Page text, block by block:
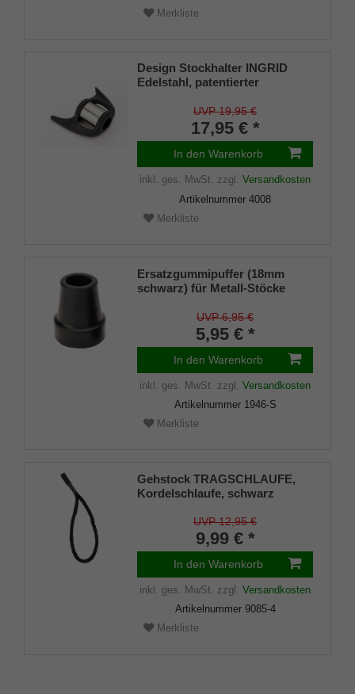
Merkliste
Design Stockhalter INGRID
Edelstahl, patentierter
(18 - 22mm), Weichgummi
UVP 19,95 €
17,95 € *
In den Warenkorb
inkl. ges. MwSt. zzgl. Versandkosten
Artikelnummer 4008
Merkliste
Ersatzgummipuffer (18mm
schwarz) für Metall-Stöcke
ca. 18mm) mit Metalleinlage
(VE 1 Stück)
UVP 6,95 €
5,95 € *
In den Warenkorb
inkl. ges. MwSt. zzgl. Versandkosten
Artikelnummer 1946-S
Merkliste
Gehstock TRAGSCHLAUFE,
Kordelschlaufe, schwarz
UVP 12,95 €
9,99 € *
In den Warenkorb
inkl. ges. MwSt. zzgl. Versandkosten
Artikelnummer 9085-4
Merkliste